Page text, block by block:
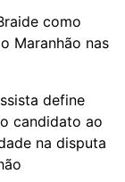
como
Maranhão nas
define
candidato ao
na disputa